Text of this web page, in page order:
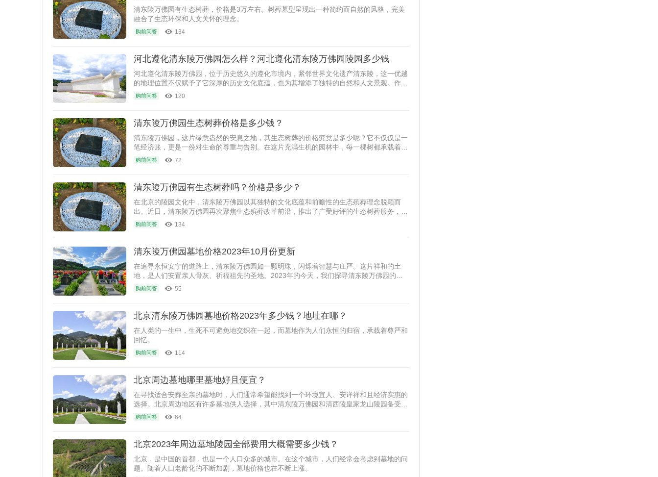
清东陵万佛园有生态树葬，价格是3万左右。树葬墓型呈现出一种简约而自然的风格，完美
融合了生态环保和人文关怀的理念。
购前问答 134
河北遵化清东陵万佛园怎么样？河北遵化清东陵万佛园陵园多少钱
河北遵化清东陵万佛园，位于历史悠久的遵化市境内，紧邻世界文化遗产清东陵，这一优越
的地理位置不仅赋予了它深厚的历史文化底蕴，也为其增添了独特的自然和人文景观。作为
一个集悼念
购前问答 120
清东陵万佛园生态树葬价格是多少钱？
清东陵万佛园，这片绿意盎然的安息之地，其生态树葬的价格究竟是多少呢？它不仅仅是一
笔经济账，更是一份对生命的尊重与告别。在这片充满生机的园林中，每一棵树都承载着逝
者的记忆与希望，它们的价格，就如同生命本身一样，无法用简单的数字来衡量。
购前问答 72
清东陵万佛园有生态树葬吗？价格是多少？
在北京的陵园文化中，清东陵万佛园以其独特的文化底蕴和前瞻性的生态殡葬理念脱颖而
出。近日，清东陵万佛园再次聚焦生态殡葬改革前沿，推出了广受好评的生态树葬服务，并
已在官方网站
购前问答 134
清东陵万佛园墓地价格2023年10月份更新
​在追寻永恒安宁的道路上，清东陵万佛园如一颗明珠，闪烁着智慧与庄严。这片祥和的土
地，是人们安置亲人骨灰、祈福祖先的圣地。2023年的今天，我们探寻清东陵万佛园的最
新价格，
购前问答 55
北京清东陵万佛园墓地价格2023年多少钱？地址在哪？
在人类的一生中，生死不可避免地交织在一起，而墓地作为人们永恒的归宿，承载着尊严和
回忆。
购前问答 114
北京周边墓地哪里墓地好且便宜？
在寻找适合安葬至亲的墓地时，人们通常希望能找到一个环境宜人、安详祥和且经济实惠的
选择。北京周边地区有许多墓地供人选择，其中清东陵万佛园和清西陵皇家龙山陵园备受关
注。
购前问答 64
北京2023年周边墓地陵园全部费用大概需要多少钱？
北京，是中国的首都，也是一个人口众多的城市。在这个城市，人们经常会考虑到墓地的问
题。随着人口老龄化的不断加剧，墓地价格也在不断上涨。